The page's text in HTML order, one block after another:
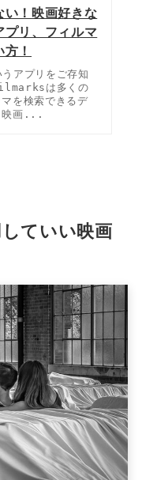
い！映画好きな
プリ、フィルマ
！
アプリをご存知
は多くの
を検索できるデ
映画...
ていい映画